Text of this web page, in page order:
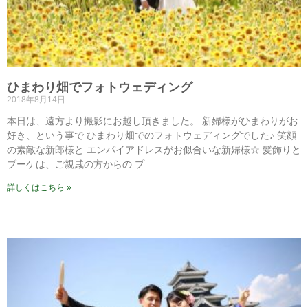
ひまわり畑でフォトウェディング
2018年8月14日
本日は、遠方より撮影にお越し頂きました。 新婦様がひまわりがお
好き、という事で ひまわり畑でのフォトウェディングでした♪ 笑顔
の素敵な新郎様と エンパイアドレスがお似合いな新婦様☆ 髪飾りと
ブーケは、ご親戚の方からの プ
詳しくはこちら »